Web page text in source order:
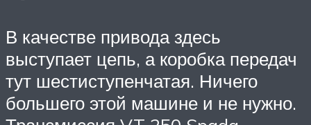
В качестве привода здесь
выступает цепь, а коробка передач
тут шестиступенчатая. Ничего
большего этой машине и не нужно.